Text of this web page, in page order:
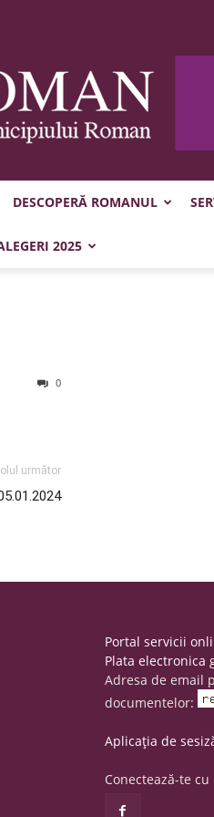
DESCOPERĂ ROMANUL
2025
0
următor
Portal servicii
Plata electronica
Adresa de email
documentelor:
Aplicația de
Conectează-te cu